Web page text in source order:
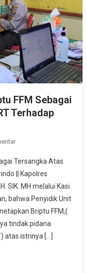
FFM Sebagai
Terhadap
Pada
Taput
Tetapkan
Briptu
FFM
Sebagai
Tersangka
Atas
Tersangka Atas
|| Kapolres
SIK. MH melalui Kasi
bahwa Penyidik Unit
Briptu FFM,(
tindak pidana
atas istrinya […]